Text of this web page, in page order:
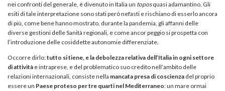
nei confronti del generale, è divenuto in Italia un toposquasi adamantino. Gli
esiti di tale interpretazione sono stati però nefasti e rischiano di esserlo ancora
di più, come bene hanno mostrato, durante la pandemia, gli affanni delle
diverse gestioni delle Sanità regionali, e come ancor peggio si prospetta con
l’introduzione delle cosiddette autonomie differenziate.
Occorre dirlo:tutto si tiene, e la debolezza relativa dell’Italia in ogni settore
di attività e intraprese, e del problematico suo credito nell’ambito delle
relazioni internazionali, consiste nella mancata presa di coscienza del proprio
essere un Paese proteso per tre quarti nel Mediterraneo: un mare ormai